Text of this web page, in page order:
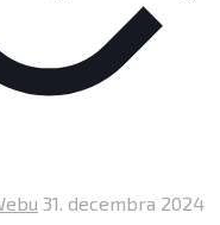
31. decembra 2024